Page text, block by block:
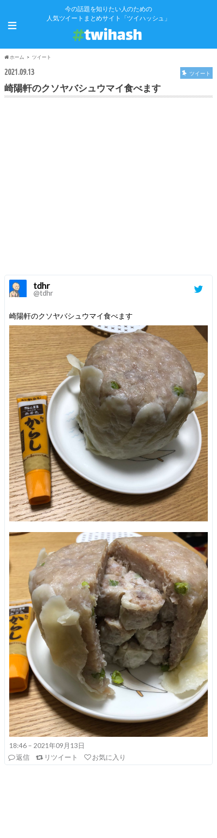
今の話題を知りたい人のための
人気ツイートまとめサイト「ツイハッシュ」
≡
ホーム ツイート
2021.09.13 ツイート
崎陽軒のクソヤバシュウマイ食べます
tdhr
@tdhr
崎陽軒のクソヤバシュウマイ食べます
18:46 – 2021年09月13日
返信
リツイート お気に入り